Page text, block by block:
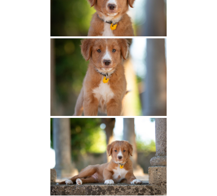
Tom Red Fox des Couleurs d’Autumn
Brioche Paquita Red Fox des Couleurs
Azel Des Dragons de Sologne
Nos retraités
Rdeca Fox des Terres du Phénix